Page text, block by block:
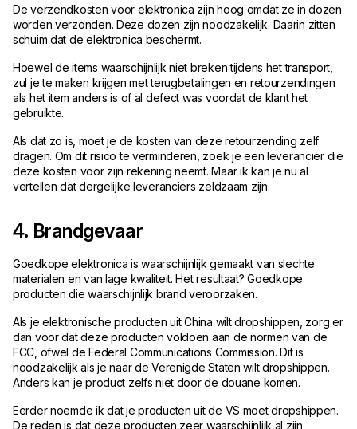
De verzendkosten voor elektronica zijn hoog omdat ze in dozen
worden verzonden. Deze dozen zijn noodzakelijk. Daarin zitten
schuim dat de elektronica beschermt.
Hoewel de items waarschijnlijk niet breken tijdens het transport,
zul je te maken krijgen met terugbetalingen en retourzendingen
als het item anders is of al defect was voordat de klant het
gebruikte.
Als dat zo is, moet je de kosten van deze retourzending zelf
dragen. Om dit risico te verminderen, zoek je een leverancier die
deze kosten voor zijn rekening neemt. Maar ik kan je nu al
vertellen dat dergelijke leveranciers zeldzaam zijn.
4. Brandgevaar
Goedkope elektronica is waarschijnlijk gemaakt van slechte
materialen en van lage kwaliteit. Het resultaat? Goedkope
producten die waarschijnlijk brand veroorzaken.
Als je elektronische producten uit China wilt dropshippen, zorg er
dan voor dat deze producten voldoen aan de normen van de
FCC, ofwel de Federal Communications Commission. Dit is
noodzakelijk als je naar de Verenigde Staten wilt dropshippen.
Anders kan je product zelfs niet door de douane komen.
Eerder noemde ik dat je producten uit de VS moet dropshippen.
De reden is dat deze producten zeer waarschijnlijk al zijn